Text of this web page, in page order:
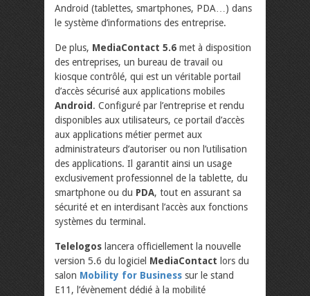
Android (tablettes, smartphones, PDA…) dans
le système d’informations des entreprise.
De plus, MediaContact 5.6 met à disposition
des entreprises, un bureau de travail ou
kiosque contrôlé, qui est un véritable portail
d’accès sécurisé aux applications mobiles
Android . Configuré par l’entreprise et rendu
disponibles aux utilisateurs, ce portail d’accès
aux applications métier permet aux
administrateurs d’autoriser ou non l’utilisation
des applications. Il garantit ainsi un usage
exclusivement professionnel de la tablette, du
smartphone ou du PDA, tout en assurant sa
sécurité et en interdisant l’accès aux fonctions
systèmes du terminal.
Telelogos lancera officiellement la nouvelle
version 5.6 du logiciel MediaContact lors du
salon Mobility for Business sur le stand
E11, l’évènement dédié à la mobilité